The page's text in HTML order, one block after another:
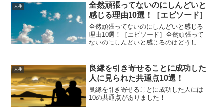
人生
全然頑張ってないのにしんどいと
感じる理由10選！［エピソード］
全然頑張ってないのにしんどいと感じる
理由10選！［エピソード］全然頑張って
ないのにしんどいと感じるのはどうして
人生
良縁を引き寄せることに成功した
人に見られた共通点10選！
良縁を引き寄せることに成功した人には
10の共通点がありました！